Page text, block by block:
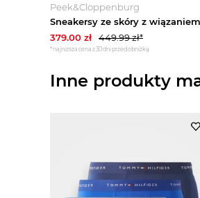
Peek&Cloppenburg
379.00 zł 449.99zł*
*najniższa cena z 30 dni przed obniżką
Inne produkty